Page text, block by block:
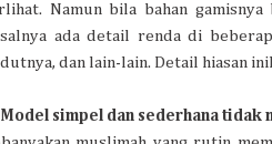
Namun bila bahan gamisnya
ada detail renda di
dan lain-lain. Detail hiasan
simpel dan sederhana tidak